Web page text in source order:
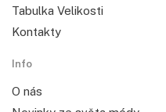
Tabulka Velikosti
Kontakty
Info
O nás